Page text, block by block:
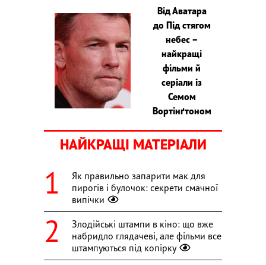
Від Аватара
до Під стягом
небес –
найкращі
фільми й
серіали із
Семом
Вортінґтоном
НАЙКРАЩІ МАТЕРІАЛИ
Як правильно запарити мак для
пирогів і булочок: секрети смачної
випічки
Злодійські штампи в кіно: що вже
набридло глядачеві, але фільми все
штампуються під копірку